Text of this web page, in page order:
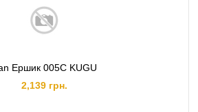
Ершик 005C KUGU
2,139 грн.